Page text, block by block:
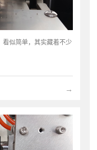
似简单，其实藏着不少
→